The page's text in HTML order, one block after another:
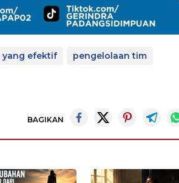
yang efektif
pengelolaan tim
BAGIKAN